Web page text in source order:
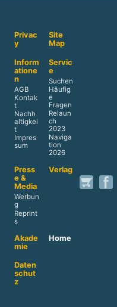
Privac
y
Site
Map
Inform
atione
n
AGB
Kontak
t
Nachh
altigkei
t
Impres
sum
Servic
e
Suchen
Häufig
e
Fragen
Relaun
ch
2023
Naviga
tion
2026
Press
e &
Media
Werbun
g
Reprint
s
Verlag
Akade
mie
Home
Daten
schut
z